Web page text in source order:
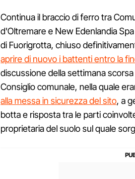
Continua il braccio di ferro tra
d'Oltremare e New Edenlandia
di Fuorigrotta, chiuso
aprire di nuovo i battenti entro la
discussione della settimana
Consiglio comunale, nella quale
alla messa in sicurezza del sito, a
botta e risposta tra le parti
proprietaria del suolo sul quale